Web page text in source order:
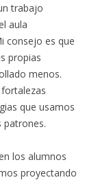
trabajo
aula
consejo es que
propias
menos.
que usamos
patrones.
los alumnos
proyectando